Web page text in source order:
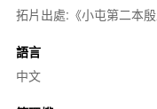
拓片出處:《小屯第二本
語言
中文